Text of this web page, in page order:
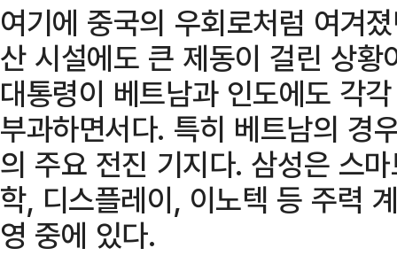
여기에 중국의 우회로처럼 여겨
산 시설에도 큰 제동이 걸린 상
대통령이 베트남과 인도에도 각
부과하면서다. 특히 베트남의 경
의 주요 전진 기지다. 삼성은 스
학, 디스플레이, 이노텍 등 주력
영 중에 있다.